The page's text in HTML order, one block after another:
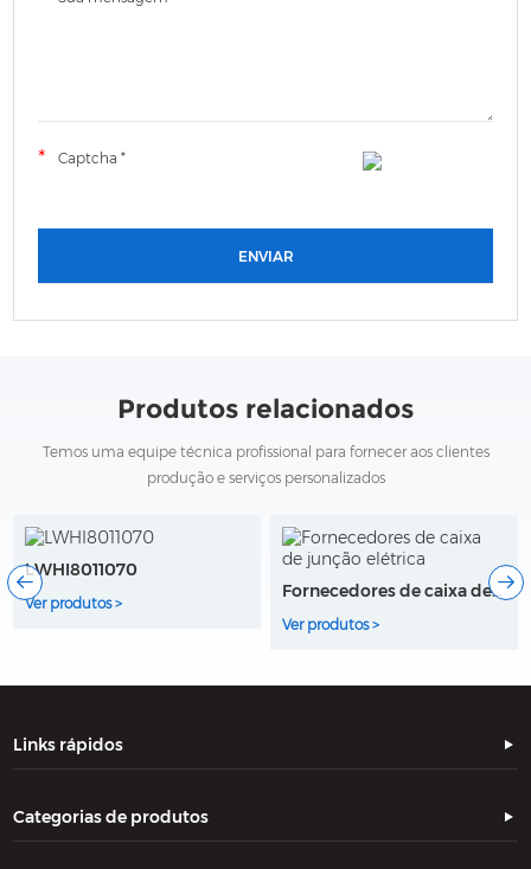
Produtos relacionados
Temos uma equipe técnica profissional para fornecer aos clientes
produção e serviços personalizados
LWHI8011070
Ver produtos >
Fornecedores de caixa de junção elétrica
Ver produtos >
Links rápidos
Categorias de produtos